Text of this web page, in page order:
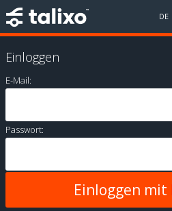
DE
Einloggen
E-Mail:
Passwort: